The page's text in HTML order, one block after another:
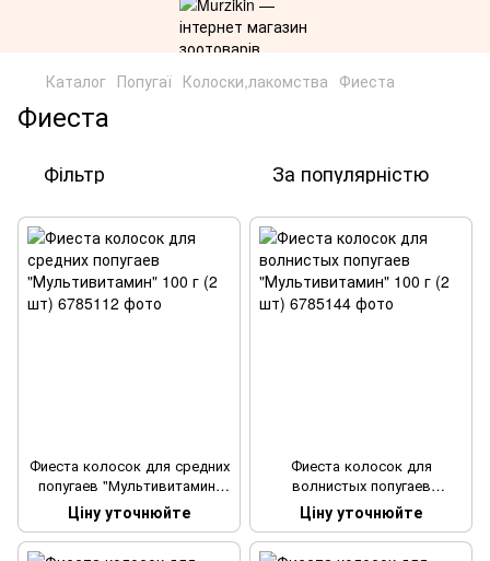
Каталог Попугаї Колоски,лакомства Фиеста
Фиеста
Фільтр За популярністю
Фиеста колосок для средних
попугаев "Мультивитамин"
100 г (2 шт)
Ціну уточнюйте
Фиеста колосок для
волнистых попугаев
"Мультивитамин" 100 г (2 шт)
Ціну уточнюйте